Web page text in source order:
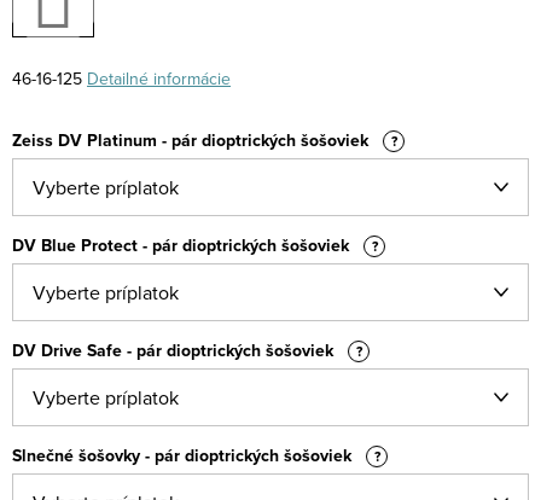
46-16-125 Detailné informácie
Zeiss DV Platinum - pár dioptrických šošoviek ?
DV Blue Protect - pár dioptrických šošoviek ?
DV Drive Safe - pár dioptrických šošoviek ?
Slnečné šošovky - pár dioptrických šošoviek ?